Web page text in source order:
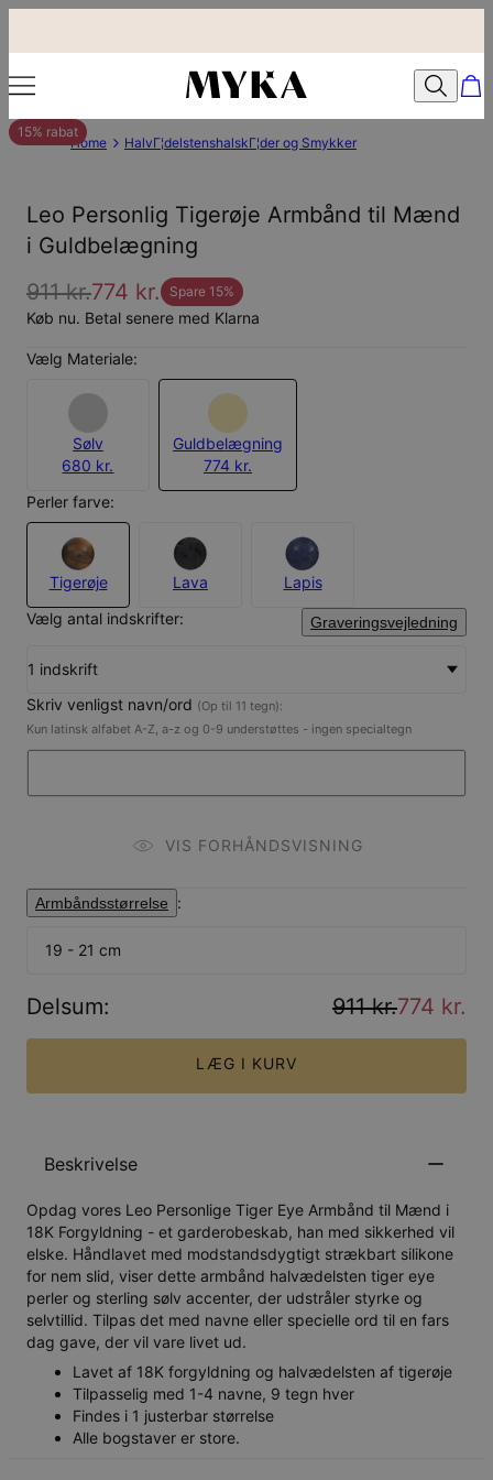
15% rabat
Home HalvГ¦delstenshalskГ¦der og Smykker
Leo Personlig Tigerøje Armbånd til Mænd
i Guldbelægning
911 kr.774 kr. Spare 15%
Køb nu. Betal senere med Klarna
Vælg Materiale:
Sølv
680 kr.
Guldbelægning
774 kr.
Perler farve:
Tigerøje Lava
Lapis
Vælg antal indskrifter:
Graveringsvejledning
1 indskrift
Skriv venligst navn/ord (Op til 11 tegn):
Kun latinsk alfabet A-Z, a-z og 0-9 understøttes - ingen specialtegn
VIS FORHÅNDSVISNING
Armbåndsstørrelse :
19 - 21 cm
Delsum: 911 kr.774 kr.
LÆG I KURV
Beskrivelse
Opdag vores Leo Personlige Tiger Eye Armbånd til Mænd i
18K Forgyldning - et garderobeskab, han med sikkerhed vil
elske. Håndlavet med modstandsdygtigt strækbart silikone
for nem slid, viser dette armbånd halvædelsten tiger eye
perler og sterling sølv accenter, der udstråler styrke og
selvtillid. Tilpas det med navne eller specielle ord til en fars
dag gave, der vil vare livet ud.
Lavet af 18K forgyldning og halvædelsten af tigerøje
Tilpasselig med 1-4 navne, 9 tegn hver
Findes i 1 justerbar størrelse
Alle bogstaver er store.